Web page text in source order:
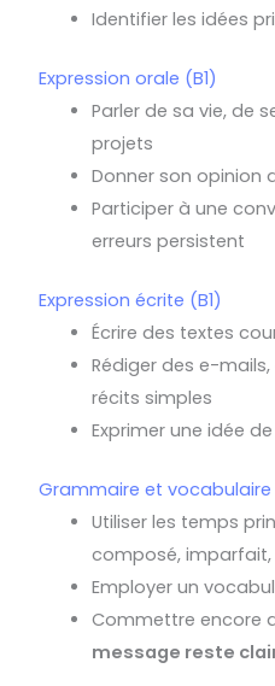
Identifier les idées
Expression orale (B1)
Parler de sa vie, de
projets
Donner son opinion
Participer à une
erreurs persistent
Expression écrite (B1)
Écrire des textes
Rédiger des e-
récits simples
Exprimer une idée
Grammaire et vocabulaire
Utiliser les temps
composé,
Employer un
Commettre encore
message reste